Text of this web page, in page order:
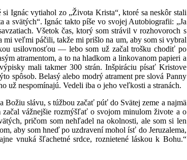
vytiahol zo „Života Krista“, ktoré sa neskôr stali
a svätých“. Ignác takto píše vo svojej Autobiografii: „Ja
Všetok čas, ktorý som strávil v rozhovoroch s
mi veľmi páčili, takže mi prišlo na um, aby som si vybral
usilovnosťou — lebo som už začal trošku chodiť po
atramentom, a to na hladkom a linkovanom papieri a
mali takmer 300 strán. Inšpiráciu písať Kristove
spôsob. Belasý alebo modrý atrament pre slová Panny
už nespomínajú. Vedeli iba o jeho veľkosti a stranách.
slávu, s túžbou začať púť do Svätej zeme a najmä
začal vážnejšie rozmýšľať o svojom minulom živote a o
pričom som nehľadel na okolnosti, ale som si len
aby som hneď po uzdravení mohol ísť do Jeruzalema,
vnuká šľachetné srdce, roznietené láskou k Bohu.“